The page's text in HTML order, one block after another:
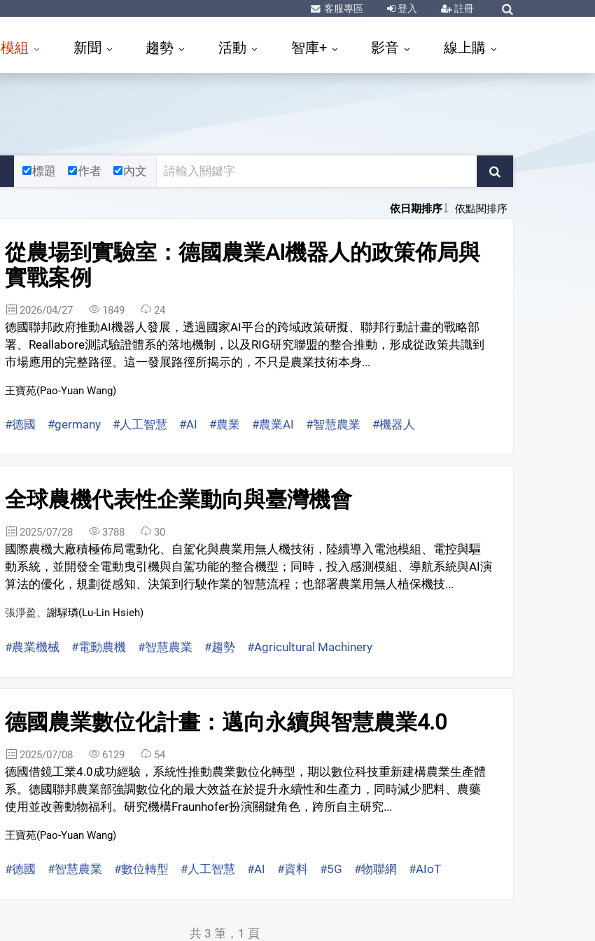
客服專區 登入 註冊
模組 新聞 趨勢 活動 智庫+ 影音 線上購
標題 作者 內文
依日期排序 依點閱排序
從農場到實驗室：德國農業AI機器人的政策佈局與
實戰案例
2026/04/27 1849 24
德國聯邦政府推動AI機器人發展，透過國家AI平台的跨域政策研擬、聯邦行動計畫的戰略部
署、Reallabore測試驗證體系的落地機制，以及RIG研究聯盟的整合推動，形成從政策共識到
市場應用的完整路徑。這一發展路徑所揭示的，不只是農業技術本身...
王寶苑(Pao-Yuan Wang)
#德國 #germany #人工智慧 #AI #農業 #農業AI #智慧農業 #機器人
全球農機代表性企業動向與臺灣機會
2025/07/28 3788 30
國際農機大廠積極佈局電動化、自駕化與農業用無人機技術，陸續導入電池模組、電控與驅
動系統，並開發全電動曳引機與自駕功能的整合機型；同時，投入感測模組、導航系統與AI演
算法的優化，規劃從感知、決策到行駛作業的智慧流程；也部署農業用無人植保機技...
張淨盈 、 謝騄璘(Lu-Lin Hsieh)
#農業機械 #電動農機 #智慧農業 #趨勢 #Agricultural Machinery
德國農業數位化計畫：邁向永續與智慧農業4.0
2025/07/08 6129 54
德國借鏡工業4.0成功經驗，系統性推動農業數位化轉型，期以數位科技重新建構農業生產體
系。德國聯邦農業部強調數位化的最大效益在於提升永續性和生產力，同時減少肥料、農藥
使用並改善動物福利。研究機構Fraunhofer扮演關鍵角色，跨所自主研究...
王寶苑(Pao-Yuan Wang)
#德國 #智慧農業 #數位轉型 #人工智慧 #AI #資料 #5G #物聯網 #AIoT
共 3 筆，1 頁